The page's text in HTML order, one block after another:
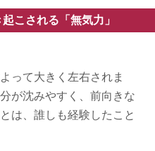
こされる「無気力」
って大きく左右されま
が沈みやすく、前向きな
は、誰しも経験したこと